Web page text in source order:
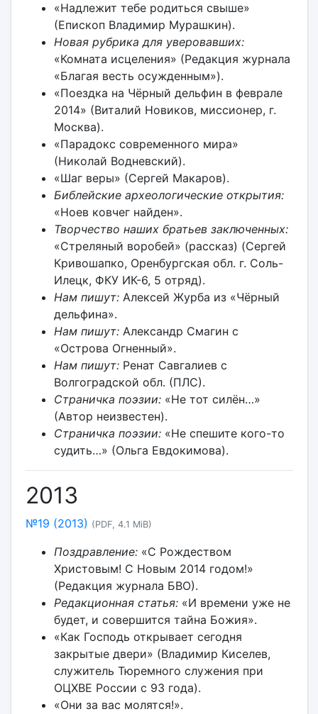
«Надлежит тебе родиться свыше»
(Епископ Владимир Мурашкин).
Новая рубрика для уверовавших:
«Комната исцеления» (Редакция журнала
«Благая весть осужденным»).
«Поездка на Чёрный дельфин в феврале
2014» (Виталий Новиков, миссионер, г.
Москва).
«Парадокс современного мира»
(Николай Водневский).
«Шаг веры» (Сергей Макаров).
Библейские археологические открытия:
«Ноев ковчег найден».
Творчество наших братьев заключенных:
«Стреляный воробей» (рассказ) (Сергей
Кривошапко, Оренбургская обл. г. Соль-
Илецк, ФКУ ИК-6, 5 отряд).
Нам пишут:Алексей Журба из «Чёрный
дельфина».
Нам пишут:Александр Смагин с
«Острова Огненный».
Нам пишут:Ренат Савгалиев с
Волгоградской обл. (ПЛС).
Страничка поэзии:«Не тот силён…»
(Автор неизвестен).
Страничка поэзии:«Не спешите кого-то
судить…» (Ольга Евдокимова).
2013
№19 (2013) (PDF, 4.1 MiB)
Поздравление:«С Рождеством
Христовым! С Новым 2014 годом!»
(Редакция журнала БВО).
Редакционная статья:«И времени уже не
будет, и совершится тайна Божия».
«Как Господь открывает сегодня
закрытые двери» (Владимир Киселев,
служитель Тюремного служения при
ОЦХВЕ России с 93 года).
«Они за вас молятся!».